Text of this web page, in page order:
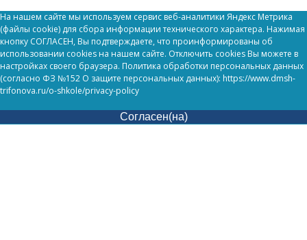
На нашем сайте мы используем сервис веб-аналитики Яндекс Метрика
(файлы cookie) для сбора информации технического характера. Нажимая
кнопку СОГЛАСЕН, Вы подтверждаете, что проинформированы об
использовании cookies на нашем сайте. Отключить cookies Вы можете в
настройках своего браузера. Политика обработки персональных данных
(согласно ФЗ №152 О защите персональных данных): https://www.dmsh-
trifonova.ru/o-shkole/privacy-policy
Согласен(на)